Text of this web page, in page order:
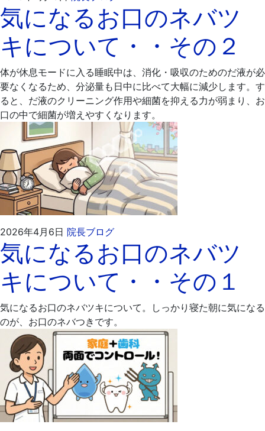
年
日
嶋
歯
院
気になるお口のネバツ
キについて・・その２
体が休息モードに入る睡眠中は、消化・吸収のためのだ液が必
要なくなるため、分泌量も日中に比べて大幅に減少します。す
ると、だ液のクリーニング作用や細菌を抑える力が弱まり、お
口の中で細菌が増えやすくなります。
2026年4月6日 院長ブログ2026
年
4
月
13
飯
嶋
歯
科
医
気になるお口のネバツ
キについて・・その１
気になるお口のネバツキについて。しっかり寝た朝に気になる
のが、お口のネバつきです。